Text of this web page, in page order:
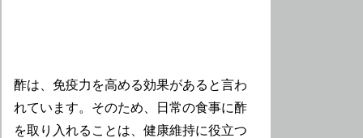
酢は、免疫力を高める効果があると言わ
れています。そのため、日常の食事に酢
を取り入れることは、健康維持に役立つ